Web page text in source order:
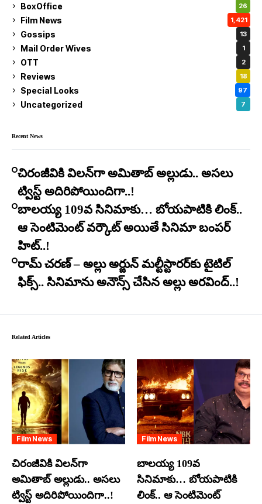
BoxOffice 26
Film News 1,421
Gossips 13
Mail Order Wives 1
OTT 2
Reviews 18
Special Looks 97
Uncategorized 7
Recent News
చిరంజీవికి విలన్‌గా అమితాబ్ అల్లుడు.. అసలు
ట్విస్ట్ అదిరిపోయిందిగా..!
బాలయ్య 109వ సినిమాకు… బోయపాటికి లింక్..
ఆ సెంటిమెంట్ వర్కౌట్ అయితే సినిమా బంపర్
హిట్..!
రామ్ చరణ్ – అల్లు అర్జున్ మల్టీస్టారర్​కు టైటిల్
ఫిక్స్.. సినిమాను అనౌన్స్ చేసిన అల్లు అరవింద్..!
Related Articles
Film News
చిరంజీవికి విలన్‌గా
అమితాబ్ అల్లుడు.. అసలు
ట్విస్ట్ అదిరిపోయిందిగా..!
Film News
బాలయ్య 109వ
సినిమాకు… బోయపాటికి
లింక్.. ఆ సెంటిమెంట్